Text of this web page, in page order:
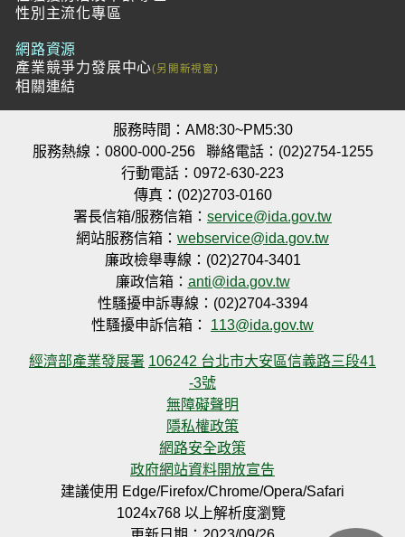
性別主流化專區
網路資源
產業競爭力發展中心
相關連結
服務時間：AM8:30~PM5:30
服務熱線：0800-000-256
聯絡電話：(02)2754-1255
行動電話：0972-630-223
傳真：(02)2703-0160
署長信箱/服務信箱： service@ida.gov.tw
網站服務信箱： webservice@ida.gov.tw
廉政檢舉專線：(02)2704-3401
廉政信箱： anti@ida.gov.tw
性騷擾申訴專線：(02)2704-3394
性騷擾申訴信箱： 113@ida.gov.tw
經濟部產業發展署 106242 台北市大安區信義路三段41
-3號
無障礙聲明
隱私權政策
網路安全政策
政府網站資料開放宣告
建議使用 Edge/Firefox/Chrome/Opera/Safari
1024x768 以上解析度瀏覽